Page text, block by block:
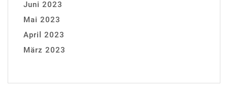
Juni 2023
Mai 2023
April 2023
März 2023